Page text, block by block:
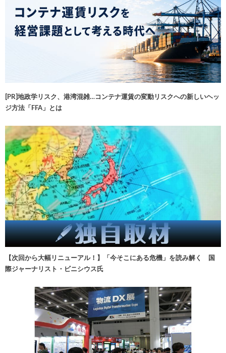
[PR]地政学リスク、港湾混雑…コンテナ運賃の変動リスクへの新しいヘッ
ジ方法「FFA」とは
【次回から大幅リニューアル！】「今そこにある危機」を読み解く 国
際ジャーナリスト・ビニシウス氏